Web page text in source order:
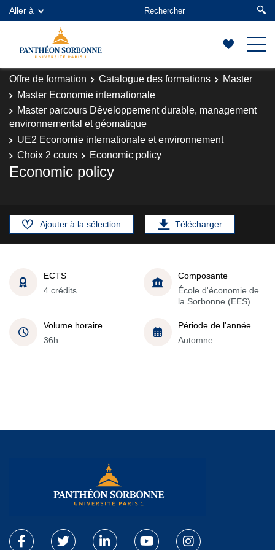
Aller à
Offre de formation Catalogue des formations
Master
Master Economie internationale
Master parcours Développement durable, management
environnemental et géomatique
UE2 Economie internationale et environnement
Choix 2 cours
Economic policy
Economic policy
Ajouter à la sélection Télécharger
ECTS
4 crédits
Composante
École d'économie de
la Sorbonne (EES)
Volume horaire
36h
Période de l'année
Automne